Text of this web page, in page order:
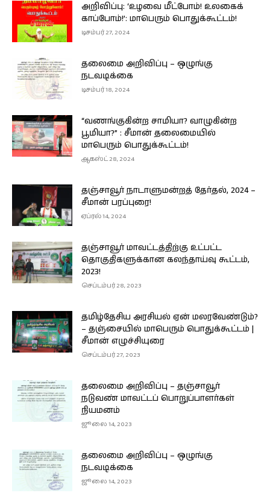
அறிவிப்பு: ‘உழவை மீட்போம்! உலகைக்
காப்போம்!’: மாபெரும் பொதுக்கூட்டம்!
டிசம்பர் 27, 2024
தலைமை அறிவிப்பு – ஒழுங்கு
நடவடிக்கை
டிசம்பர் 18, 2024
“வணங்குகின்ற சாமியா? வாழுகின்ற
பூமியா?” : சீமான் தலைமையில்
மாபெரும் பொதுக்கூட்டம்!
ஆகஸ்ட் 28, 2024
தஞ்சாவூர் நாடாளுமன்றத் தேர்தல், 2024 –
சீமான் பரப்புரை!
ஏப்ரல் 14, 2024
தஞ்சாவூர் மாவட்டத்திற்கு உட்பட்ட
தொகுதிகளுக்கான கலந்தாய்வு கூட்டம்,
2023!
செப்டம்பர் 28, 2023
தமிழ்தேசிய அரசியல் ஏன் மலரவேண்டும்?
– தஞ்சையில் மாபெரும் பொதுக்கூட்டம் |
சீமான் எழுச்சியுரை
செப்டம்பர் 27, 2023
தலைமை அறிவிப்பு – தஞ்சாவூர்
நடுவண் மாவட்டப் பொறுப்பாளர்கள்
நியமனம்
ஜூலை 14, 2023
தலைமை அறிவிப்பு – ஒழுங்கு
நடவடிக்கை
ஜூலை 14, 2023